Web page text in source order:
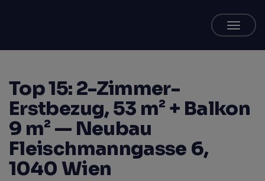
Top 15: 2-Zimmer-
Erstbezug, 53 m² + Balkon
9 m² — Neubau
Fleischmanngasse 6,
1040 Wien